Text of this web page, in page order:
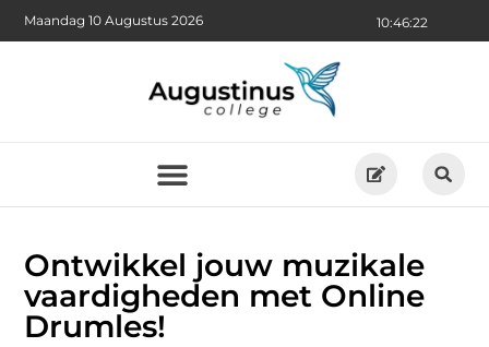
10:46:22
Maandag 10 Augustus 2026
Ontwikkel jouw muzikale
vaardigheden met Online
Drumles!